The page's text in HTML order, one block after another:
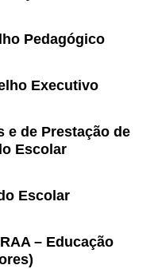
Pedagógico
Executivo
e de Prestação de
Escolar
Escolar
– Educação